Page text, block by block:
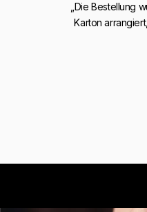
„Die Bestellung
Karton